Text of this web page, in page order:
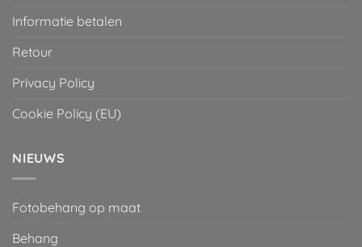
Informatie betalen
Retour
Privacy Policy
Cookie Policy (EU)
NIEUWS
Fotobehang op maat
Behang